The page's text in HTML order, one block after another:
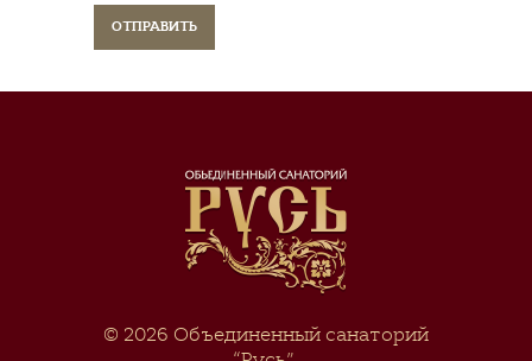
© 2026 Объединенный санаторий